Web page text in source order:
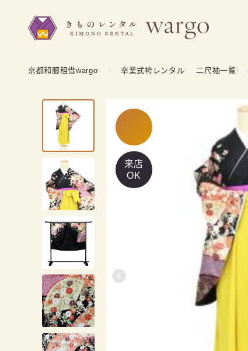
京都和服租借wargo 卒業式袴レンタル 二尺袖一覧
来店
OK